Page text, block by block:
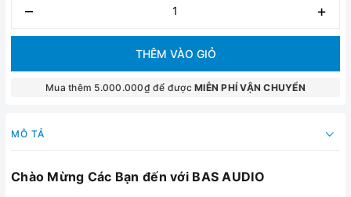
– +
THÊM VÀO GIỎ
Mua thêm 5.000.000₫ để đượcMIỄN PHÍ VẬN CHUYỂN
MÔ TẢ
Chào Mừng Các Bạn đến với BAS AUDIO